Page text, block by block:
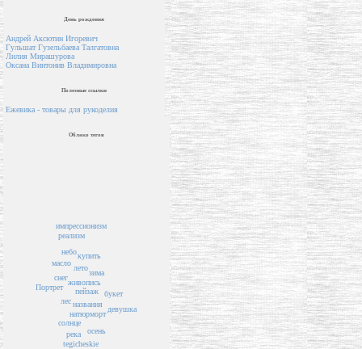
День рождения
Андрей Аксютин Игоревич
Гульшат Гузельбаева Талгатовна
Лилия Мирашурова
Оксана Винтонив Владимировна
Полезные ссылки
Ежевика - товары для рукоделия
Облако тегов
пейзаж
названия
живопись
лето
натюрморт
купить
солнце
лес
зима
осень
букет
масло
река
снег
tegicheskie
реализм
небо
импрессионизм
Портрет
девушка